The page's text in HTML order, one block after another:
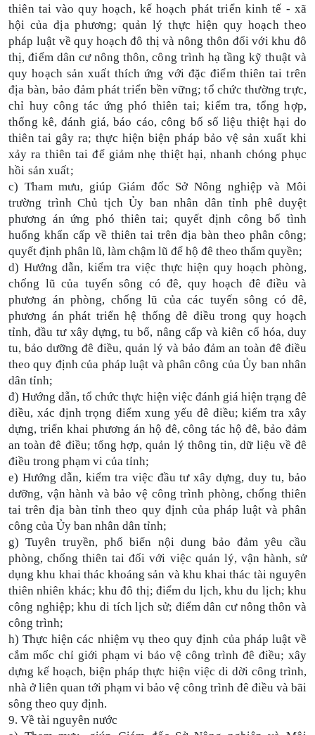
thiên tai vào quy hoạch, kế hoạch phát triển kinh tế - xã
hội của địa phương; quản lý thực hiện quy hoạch theo
pháp luật về quy hoạch đô thị và nông thôn đối với khu đô
thị, điểm dân cư nông thôn, công trình hạ tầng kỹ thuật và
quy hoạch sản xuất thích ứng với đặc điểm thiên tai trên
địa bàn, bảo đảm phát triển bền vững; tổ chức thường trực,
chỉ huy công tác ứng phó thiên tai; kiểm tra, tổng hợp,
thống kê, đánh giá, báo cáo, công bố số liệu thiệt hại do
thiên tai gây ra; thực hiện biện pháp bảo vệ sản xuất khi
xảy ra thiên tai để giảm nhẹ thiệt hại, nhanh chóng phục
hồi sản xuất;
c) Tham mưu, giúp Giám đốc Sở Nông nghiệp và Môi
trường trình Chủ tịch Ủy ban nhân dân tỉnh phê duyệt
phương án ứng phó thiên tai; quyết định công bố tình
huống khẩn cấp về thiên tai trên địa bàn theo phân công;
quyết định phân lũ, làm chậm lũ để hộ đê theo thẩm quyền;
d) Hướng dẫn, kiểm tra việc thực hiện quy hoạch phòng,
chống lũ của tuyến sông có đê, quy hoạch đê điều và
phương án phòng, chống lũ của các tuyến sông có đê,
phương án phát triển hệ thống đê điều trong quy hoạch
tỉnh, đầu tư xây dựng, tu bổ, nâng cấp và kiên cố hóa, duy
tu, bảo dưỡng đê điều, quản lý và bảo đảm an toàn đê điều
theo quy định của pháp luật và phân công của Ủy ban nhân
dân tỉnh;
đ) Hướng dẫn, tổ chức thực hiện việc đánh giá hiện trạng đê
điều, xác định trọng điểm xung yếu đê điều; kiểm tra xây
dựng, triển khai phương án hộ đê, công tác hộ đê, bảo đảm
an toàn đê điều; tổng hợp, quản lý thông tin, dữ liệu về đê
điều trong phạm vi của tỉnh;
e) Hướng dẫn, kiểm tra việc đầu tư xây dựng, duy tu, bảo
dưỡng, vận hành và bảo vệ công trình phòng, chống thiên
tai trên địa bàn tỉnh theo quy định của pháp luật và phân
công của Ủy ban nhân dân tỉnh;
g) Tuyên truyền, phổ biến nội dung bảo đảm yêu cầu
phòng, chống thiên tai đối với việc quản lý, vận hành, sử
dụng khu khai thác khoáng sản và khu khai thác tài nguyên
thiên nhiên khác; khu đô thị; điểm du lịch, khu du lịch; khu
công nghiệp; khu di tích lịch sử; điểm dân cư nông thôn và
công trình;
h) Thực hiện các nhiệm vụ theo quy định của pháp luật về
cắm mốc chỉ giới phạm vi bảo vệ công trình đê điều; xây
dựng kế hoạch, biện pháp thực hiện việc di dời công trình,
nhà ở liên quan tới phạm vi bảo vệ công trình đê điều và bãi
sông theo quy định.
9. Về tài nguyên nước